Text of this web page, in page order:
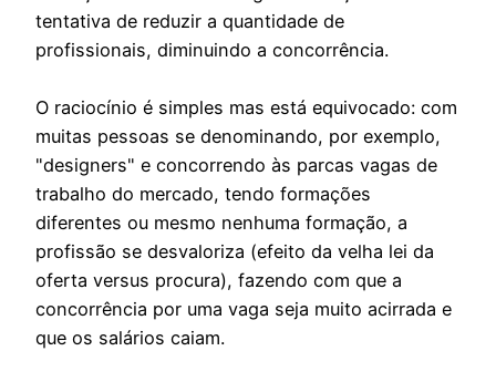
tentativa de reduzir a quantidade de
profissionais, diminuindo a concorrência.
O raciocínio é simples mas está equivocado: com
muitas pessoas se denominando, por exemplo,
"designers" e concorrendo às parcas vagas de
trabalho do mercado, tendo formações
diferentes ou mesmo nenhuma formação, a
profissão se desvaloriza (efeito da velha lei da
oferta versus procura), fazendo com que a
concorrência por uma vaga seja muito acirrada e
que os salários caiam.